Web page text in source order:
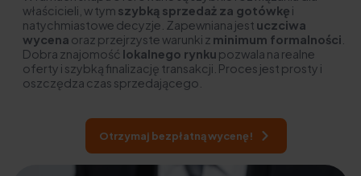
właścicieli, w tym szybką sprzedaż za gotówkę i
natychmiastowe decyzje. Zapewniana jest uczciwa
wycena oraz przejrzyste warunki z minimum formalności
Dobra znajomość lokalnego rynku pozwala na realne
oferty i szybką finalizację transakcji. Proces jest prosty i
oszczędza czas sprzedającego.
Otrzymaj bezpłatną wycenę!